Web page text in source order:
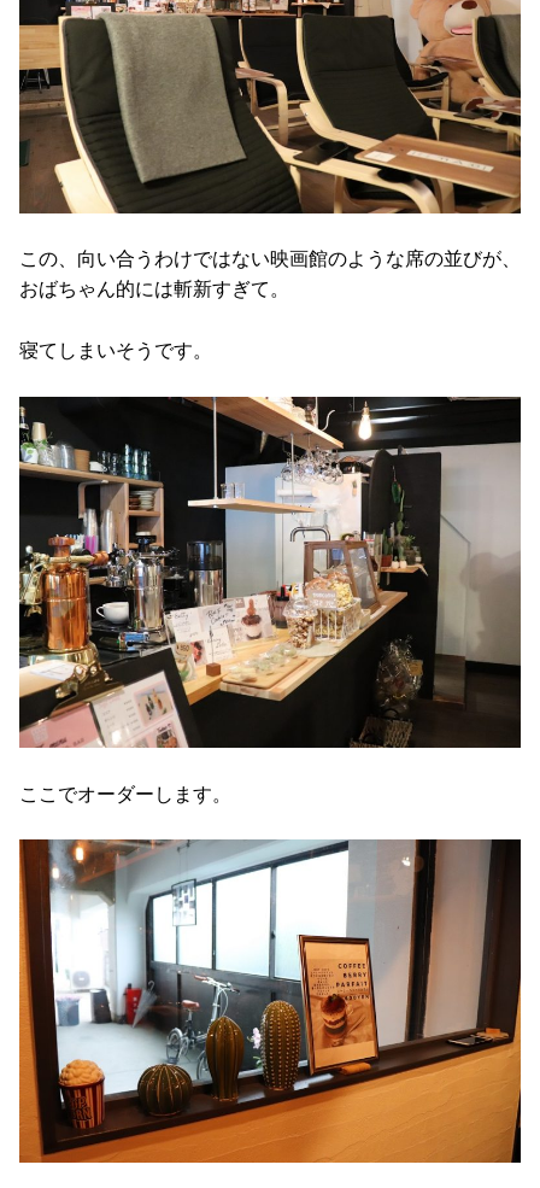
この、向い合うわけではない映画館のような席の並びが、
おばちゃん的には斬新すぎて。
寝てしまいそうです。
ここでオーダーします。